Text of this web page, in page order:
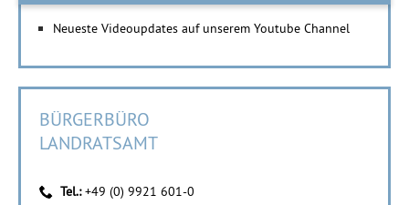
Neueste Videoupdates auf unserem Youtube Channel
BÜRGERBÜRO
LANDRATSAMT
Tel.:+49 (0) 9921 601-0